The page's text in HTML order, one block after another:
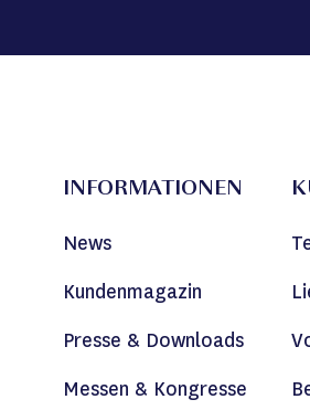
INFORMATIONEN
News
Kundenmagazin
Presse & Downloads
Messen & Kongresse